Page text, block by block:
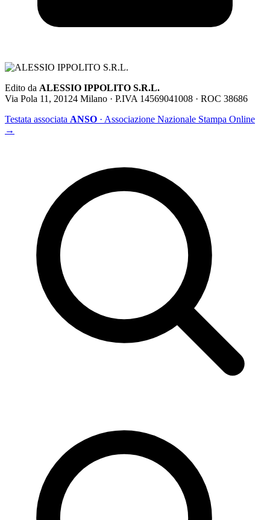
Edito da ALESSIO IPPOLITO S.R.L.
Via Pola 11, 20124 Milano · P.IVA 14569041008 · ROC 38686
Testata associata ANSO · Associazione Nazionale Stampa Online
→